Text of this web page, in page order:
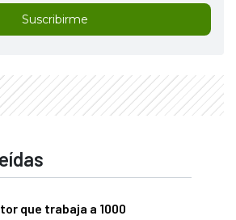
Suscribirme
que trabaja a 1000